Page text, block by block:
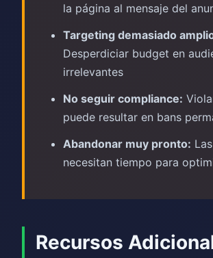
la página al mensaje del
Targeting demasiado
Desperdiciar budget en
irrelevantes
No seguir compliance:
puede resultar en bans
Abandonar muy pronto:
necesitan tiempo para
Recursos